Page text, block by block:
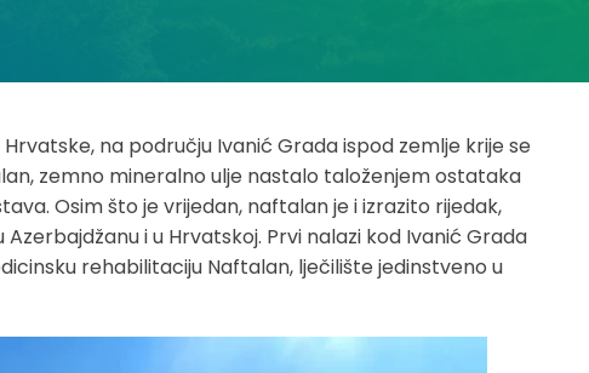
na području Ivanić Grada ispod zemlje krije se
zemno mineralno ulje nastalo taloženjem ostataka
Osim što je vrijedan, naftalan je i izrazito rijedak,
i u Hrvatskoj. Prvi nalazi kod Ivanić Grada
rehabilitaciju Naftalan, lječilište jedinstveno u